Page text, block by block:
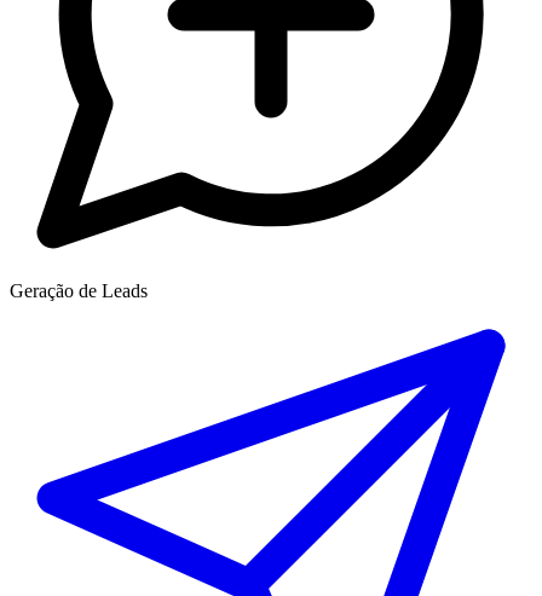
Geração de Leads